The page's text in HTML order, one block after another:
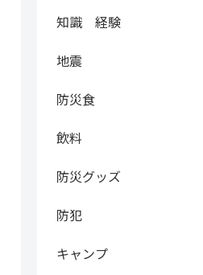
知識 経験
地震
防災食
飲料
防災グッズ
防犯
キャンプ